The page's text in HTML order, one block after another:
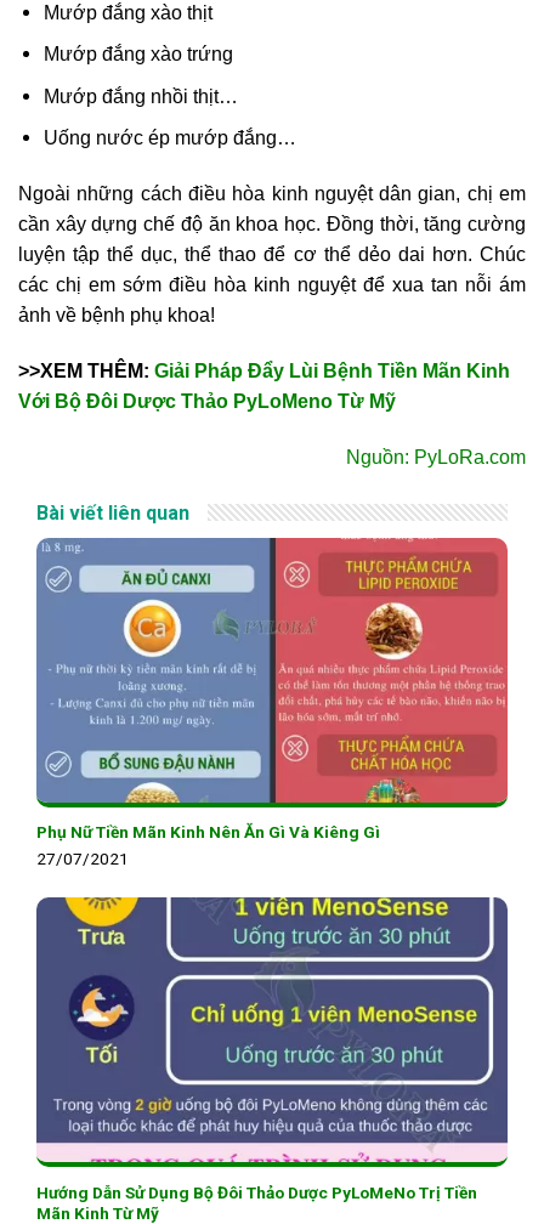
Mướp đắng xào thịt
Mướp đắng xào trứng
Mướp đắng nhồi thịt…
Uống nước ép mướp đắng…
Ngoài những cách điều hòa kinh nguyệt dân gian, chị em
cần xây dựng chế độ ăn khoa học. Đồng thời, tăng cường
luyện tập thể dục, thể thao để cơ thể dẻo dai hơn. Chúc
các chị em sớm điều hòa kinh nguyệt để xua tan nỗi ám
ảnh về bệnh phụ khoa!
>>XEM THÊM: Giải Pháp Đẩy Lùi Bệnh Tiền Mãn Kinh
Với Bộ Đôi Dược Thảo PyLoMeno Từ Mỹ
Nguồn: PyLoRa.com
Bài viết liên quan
Phụ Nữ Tiền Mãn Kinh Nên Ăn Gì Và Kiêng Gì
27/07/2021
Hướng Dẫn Sử Dụng Bộ Đôi Thảo Dược PyLoMeNo Trị Tiền
Mãn Kinh Từ Mỹ